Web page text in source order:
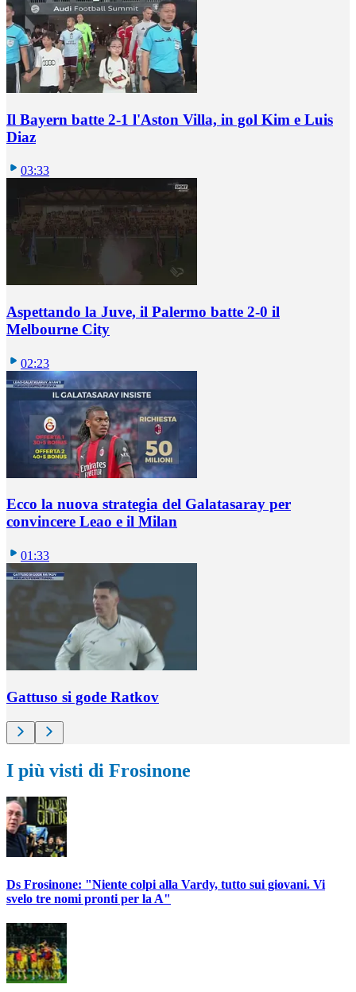
Il Bayern batte 2-1 l'Aston Villa, in gol Kim e Luis
Diaz
03:33
Aspettando la Juve, il Palermo batte 2-0 il
Melbourne City
02:23
Ecco la nuova strategia del Galatasaray per
convincere Leao e il Milan
01:33
Gattuso si gode Ratkov
I più visti di Frosinone
Ds Frosinone: "Niente colpi alla Vardy, tutto sui giovani. Vi
svelo tre nomi pronti per la A"